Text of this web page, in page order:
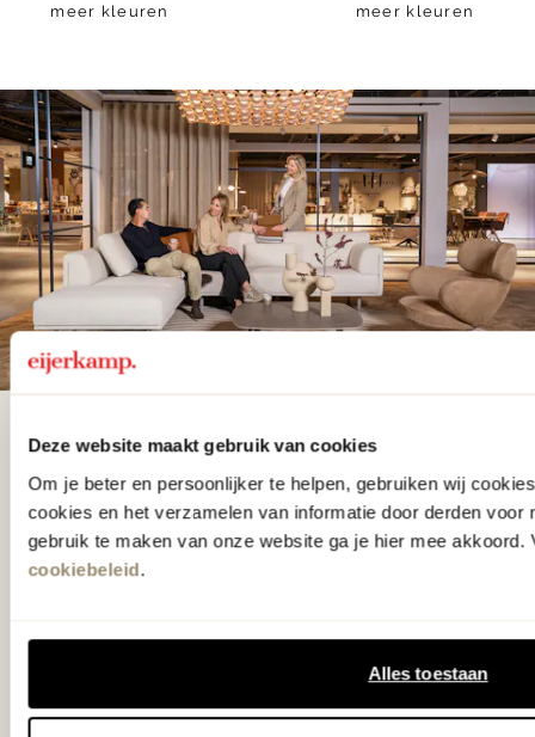
Deze website maakt gebruik van cookies
Om je beter en persoonlijker te helpen, gebruiken wij
cookies en het verzamelen van informatie door derden voor
gebruik te maken van onze website ga je hier mee akkoord.
cookiebeleid.
Alles toestaan
meer kleuren meer kleuren
De woonwinkel
gezien op tv!
Wie kent het programma vtwonen
hebben met liefde de mooiste woon-,
samengesteld met de mooiste